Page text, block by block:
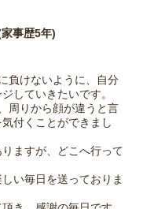
事歴5年)
負けないように、自分
していきたいです。
周りから顔が違うと言
付くことができまし
ますが、どこへ行って
い毎日を送っておりま